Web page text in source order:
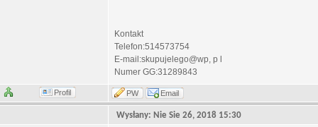
Kontakt
Telefon:514573754
E-mail:skupujelego@wp, p l
Numer GG:31289843
Profil PW Email
Wysłany: Nie Sie 26, 2018 15:30